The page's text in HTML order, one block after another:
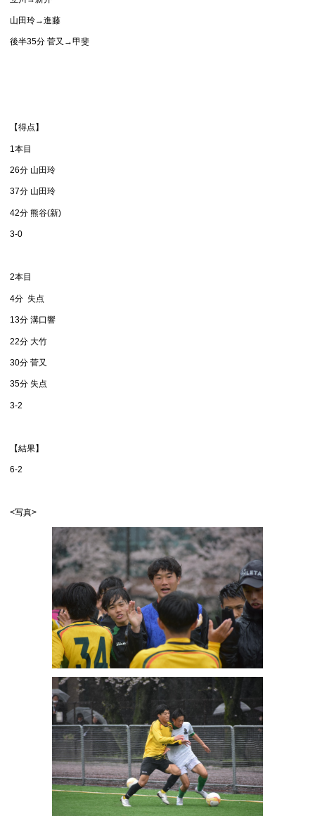
山田玲→進藤
後半35分 菅又→甲斐
【得点】
1本目
26分 山田玲
37分 山田玲
42分 熊谷(新)
3-0
2本目
4分 失点
13分 溝口響
22分 大竹
30分 菅又
35分 失点
3-2
【結果】
6-2
<写真>